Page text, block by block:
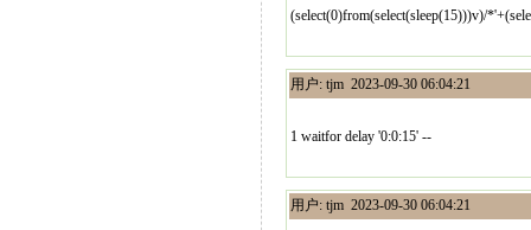
(select(0)from(select(sleep(15)))v)/
用户: tjm 2023-09-30 06:04:21
1 waitfor delay '0:0:15' --
用户: tjm 2023-09-30 06:04:21